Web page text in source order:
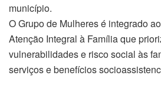
município.
O Grupo de Mulheres é integrado
Atenção Integral à Família que
vulnerabilidades e risco social às
serviços e benefícios